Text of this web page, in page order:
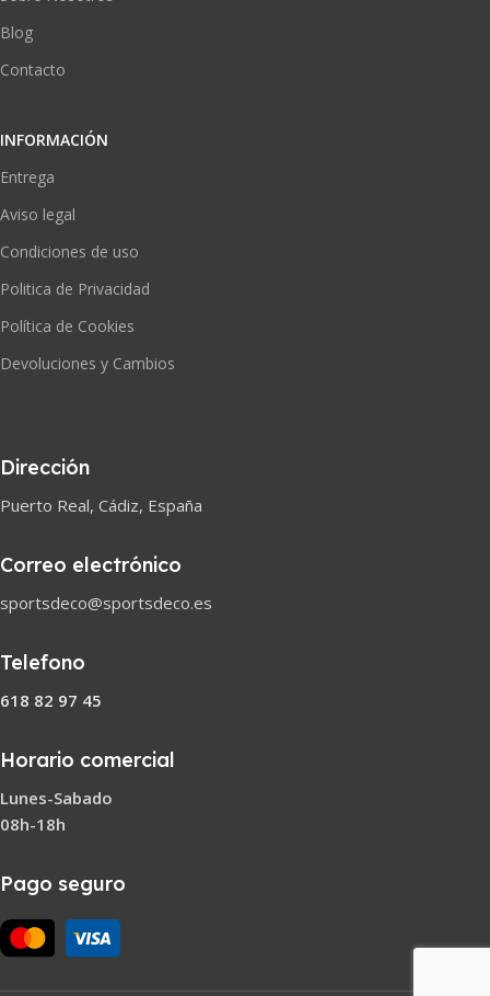
Blog
Contacto
INFORMACIÓN
Entrega
Aviso legal
Condiciones de uso
Politica de Privacidad
Política de Cookies
Devoluciones y Cambios
Dirección
Puerto Real, Cádiz, España
Correo electrónico
sportsdeco@sportsdeco.es
Telefono
618 82 97 45
Horario comercial
Lunes-Sabado
08h-18h
Pago seguro